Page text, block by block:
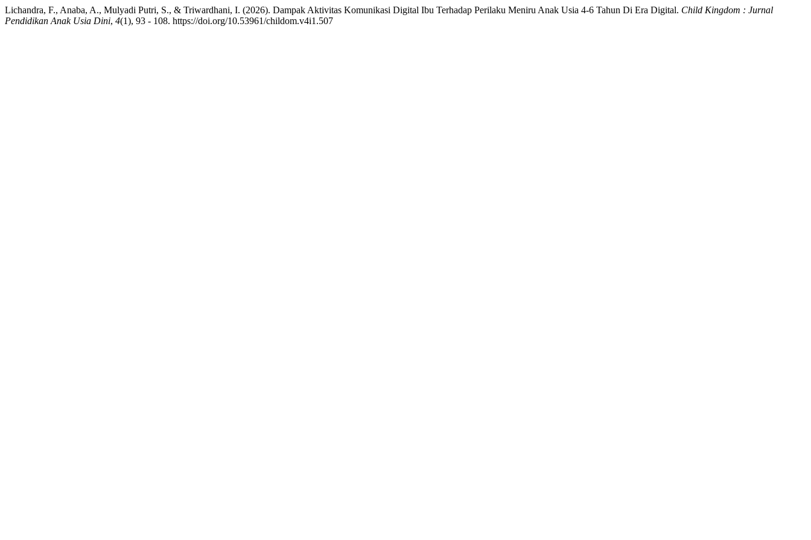
Lichandra, F., Anaba, A., Mulyadi Putri, S., & Triwardhani, I. (2026). Dampak Aktivitas Komunikasi Digital Ibu Terhadap Perilaku Meniru Anak Usia 4-6 Tahun Di Era Digital. Child Kingdom : Jurnal
Pendidikan Anak Usia Dini, 4(1), 93 - 108. https://doi.org/10.53961/childom.v4i1.507